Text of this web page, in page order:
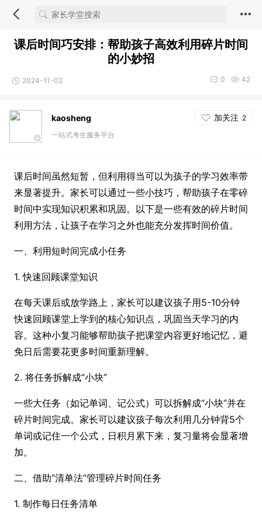
课后时间巧安排：帮助孩子高效利用碎片时间
的小妙招
2024-11-02 42
0
kaosheng 加关注 2
一站式考生服务平台
课后时间虽然短暂，但利用得当可以为孩子的学习效率带
来显著提升。家长可以通过一些小技巧，帮助孩子在零碎
时间中实现知识积累和巩固。以下是一些有效的碎片时间
利用方法，让孩子在学习之外也能充分发挥时间价值。
一、利用短时间完成小任务
1. 快速回顾课堂知识
在每天课后或放学路上，家长可以建议孩子用5-10分钟
快速回顾课堂上学到的核心知识点，巩固当天学习的内
容。这种小复习能够帮助孩子把课堂内容更好地记忆，避
免日后需要花更多时间重新理解。
2. 将任务拆解成“小块”
一些大任务（如记单词、记公式）可以拆解成“小块”并在
碎片时间完成。家长可以建议孩子每次利用几分钟背5个
单词或记住一个公式，日积月累下来，复习量将会显著增
加。
二、借助“清单法”管理碎片时间任务
1. 制作每日任务清单